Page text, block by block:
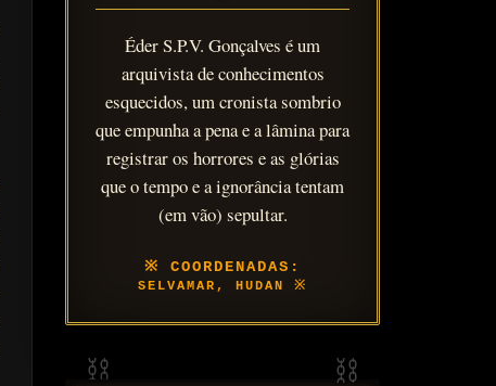
Éder S.P.V. Gonçalves é um
arquivista de conhecimentos
esquecidos, um cronista sombrio
que empunha a pena e a lâmina para
registrar os horrores e as glórias
que o tempo e a ignorância tentam
(em vão) sepultar.
SELVAMAR, HUDAN